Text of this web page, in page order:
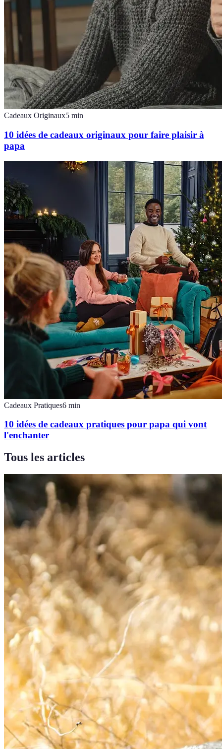
Cadeaux Originaux5 min
10 idées de cadeaux originaux pour faire plaisir à
papa
Cadeaux Pratiques6 min
10 idées de cadeaux pratiques pour papa qui vont
l'enchanter
Tous les articles